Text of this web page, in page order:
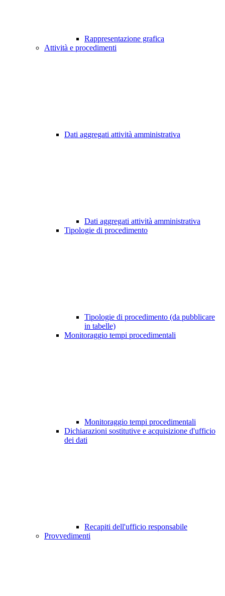
Rappresentazione grafica
Attività e procedimenti
Dati aggregati attività amministrativa
Dati aggregati attività amministrativa
Tipologie di procedimento
Tipologie di procedimento (da pubblicare
in tabelle)
Monitoraggio tempi procedimentali
Monitoraggio tempi procedimentali
Dichiarazioni sostitutive e acquisizione d'ufficio
dei dati
Recapiti dell'ufficio responsabile
Provvedimenti